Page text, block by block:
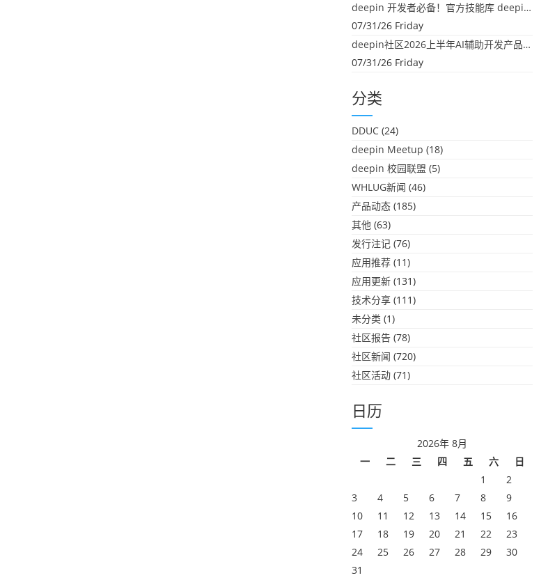
deepin 开发者必备！官方技能库 deepin-skills 正式开源
07/31/26 Friday
deepin社区2026上半年AI辅助开发产品大盘点：社区创造力大爆发！
07/31/26 Friday
分类
DDUC (24)
deepin Meetup (18)
deepin 校园联盟 (5)
WHLUG新闻 (46)
产品动态 (185)
其他 (63)
发行注记 (76)
应用推荐 (11)
应用更新 (131)
技术分享 (111)
未分类 (1)
社区报告 (78)
社区新闻 (720)
社区活动 (71)
日历
2026年 8月
一
二 三 四 五 六
日
1
2
3
4 5 6 7 8
9
10
11 12 13 14 15
16
17
18 19 20 21 22
23
24
25 26 27 28 29
30
31